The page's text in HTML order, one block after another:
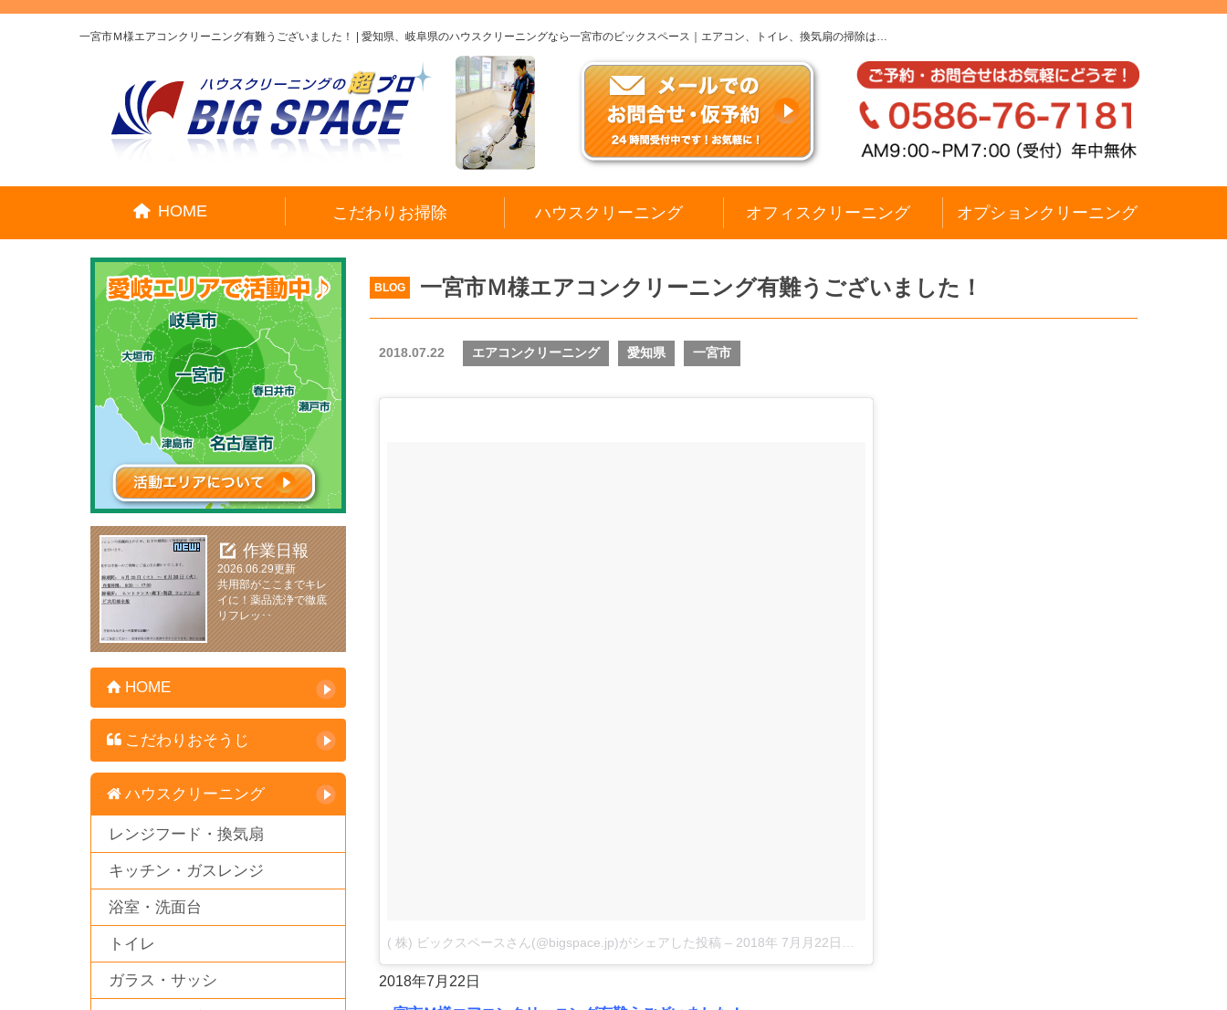
一宮市Ｍ様エアコンクリーニング有難うございました！ | 愛知県、岐阜県のハウスクリーニングなら一宮市のビックスペース｜エアコン、トイレ、換気扇の掃除は…
HOME こだわりお掃除 ハウスクリーニング オフィスクリーニング オプションクリーニング
一宮市Ｍ様エアコンクリーニング有難うございました！
BLOG
2018.07.22 エアコンクリーニング 愛知県 一宮市
( 株) ビックスペースさん(@bigspace.jp)がシェアした投稿 – 2018年 7月月22日午前2時28分PDT
2018年7月22日
作業日報
2026.06.29更新
共用部がここまでキレ
イに！薬品洗浄で徹底
リフレッ･･
HOME
こだわりおそうじ
ハウスクリーニング
レンジフード・換気扇
キッチン・ガスレンジ
浴室・洗面台
トイレ
ガラス・サッシ